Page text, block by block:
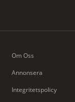
Om Oss
Annonsera
Integritetspolicy